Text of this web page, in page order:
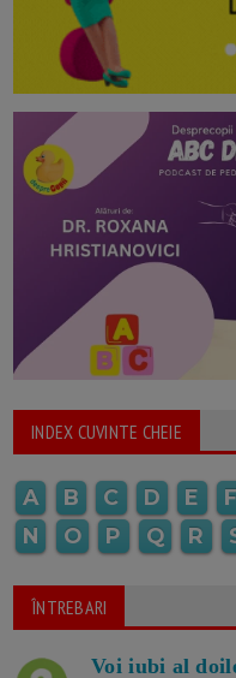
INDEX CUVINTE CHEIE
A B C D E F
N
O P Q R
ÎNTREBARI
Voi iubi al